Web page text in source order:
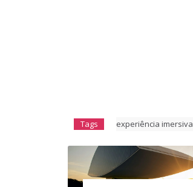
Tags experiência imersiva